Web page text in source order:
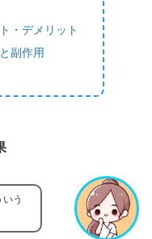
・デメリット
副作用
う